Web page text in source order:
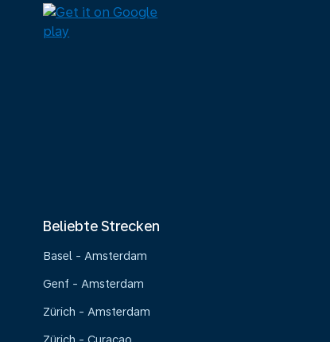
Beliebte Strecken
Basel - Amsterdam
Genf - Amsterdam
Zürich - Amsterdam